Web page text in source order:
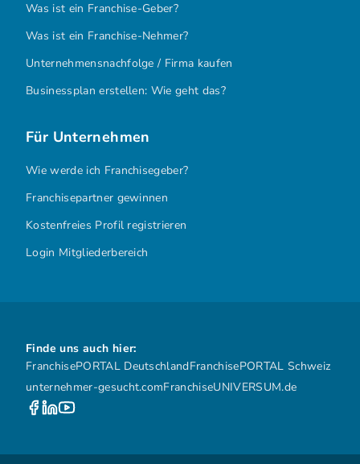
Was ist ein Franchise-Geber?
Was ist ein Franchise-Nehmer?
Unternehmensnachfolge / Firma kaufen
Businessplan erstellen: Wie geht das?
Für Unternehmen
Wie werde ich Franchisegeber?
Franchisepartner gewinnen
Kostenfreies Profil registrieren
Login Mitgliederbereich
Finde uns auch hier:
FranchisePORTAL DeutschlandFranchisePORTAL Schweiz
unternehmer-gesucht.comFranchiseUNIVERSUM.de